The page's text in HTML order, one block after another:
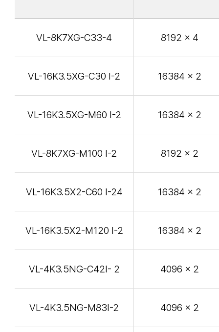
VL-8K7XG-C33-4 8192 x 4
VL-16K3.5XG-C30 I-2 16384 x 2
VL-16K3.5XG-M60 I-2 16384 x 2
VL-8K7XG-M100 I-2 8192 x 2
VL-16K3.5X2-C60 I-24 16384 x 2
VL-16K3.5X2-M120 I-2 16384 x 2
VL-4K3.5NG-C42I- 2 4096 x 2
VL-4K3.5NG-M83I-2 4096 x 2